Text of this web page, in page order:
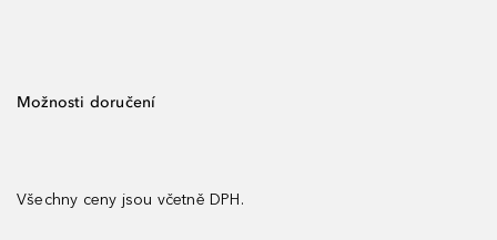
Možnosti doručení
Všechny ceny jsou včetně DPH.